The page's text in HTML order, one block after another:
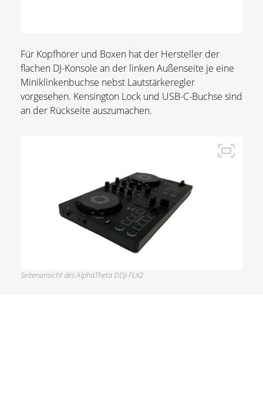
Für Kopfhörer und Boxen hat der Hersteller der
flachen DJ-Konsole an der linken Außenseite je eine
Miniklinkenbuchse nebst Lautstärkeregler
vorgesehen. Kensington Lock und USB-C-Buchse sind
an der Rückseite auszumachen.
Seitenansicht des AlphaTheta DDJ-FLX2